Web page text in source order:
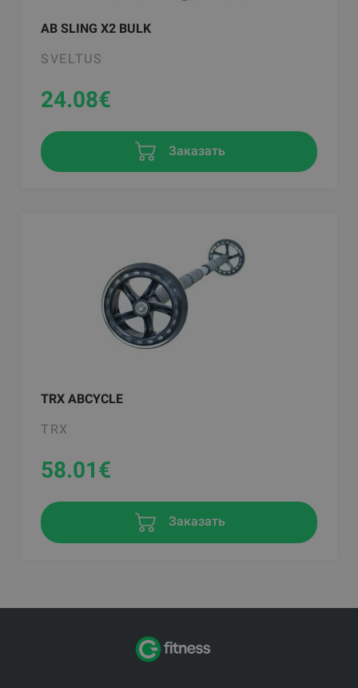
AB SLING X2 BULK
SVELTUS
24.08€
Заказать
TRX ABCYCLE
TRX
58.01€
Заказать